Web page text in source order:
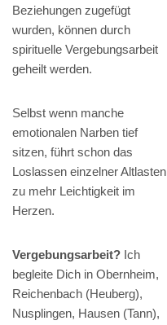
Beziehungen zugefügt
wurden, können durch
spirituelle Vergebungsarbeit
geheilt werden.
Selbst wenn manche
emotionalen Narben tief
sitzen, führt schon das
Loslassen einzelner Altlasten
zu mehr Leichtigkeit im
Herzen.
Vergebungsarbeit? Ich
begleite Dich in Obernheim,
Reichenbach (Heuberg),
Nusplingen, Hausen (Tann),